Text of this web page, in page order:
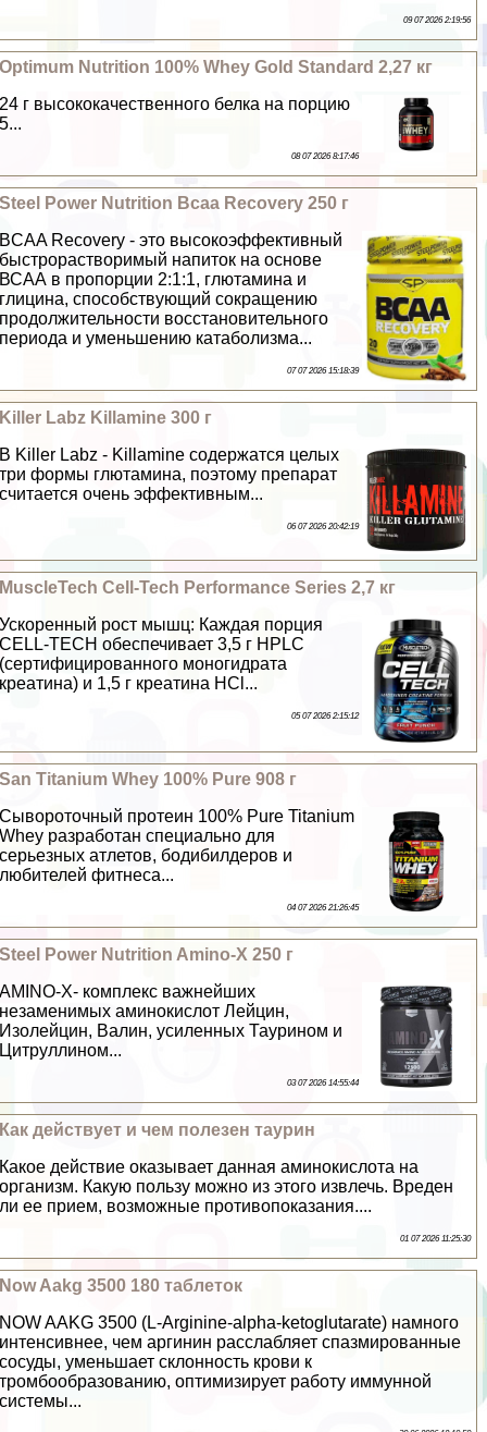
09 07 2026 2:19:56
Optimum Nutrition 100% Whey Gold Standard 2,27 кг
24 г высококачественного белка на порцию
5...
08 07 2026 8:17:46
Steel Power Nutrition Bcaa Recovery 250 г
BCAA Recovery - это высокоэффективный
быстрорастворимый напиток на основе
ВСАА в пропорции 2:1:1, глютамина и
глицина, способствующий сокращению
продолжительности восстановительного
периода и уменьшению катаболизма...
07 07 2026 15:18:39
Killer Labz Killamine 300 г
В Killer Labz - Killamine содержатся целых
три формы глютамина, поэтому препарат
считается очень эффективным...
06 07 2026 20:42:19
MuscleTech Cell-Tech Performance Series 2,7 кг
Ускоренный рост мышц: Каждая порция
CELL-TECH обеспечивает 3,5 г HPLC
(сертифицированного моногидрата
креатина) и 1,5 г креатина HCl...
05 07 2026 2:15:12
San Titanium Whey 100% Pure 908 г
Сывороточный протеин 100% Pure Titanium
Whey разработан специально для
серьезных атлетов, бодибилдеров и
любителей фитнеса...
04 07 2026 21:26:45
Steel Power Nutrition Amino-X 250 г
AMINO-X- комплекс важнейших
незаменимых аминокислот Лейцин,
Изолейцин, Валин, усиленных Таурином и
Цитруллином...
03 07 2026 14:55:44
Как действует и чем полезен таурин
Какое действие оказывает данная аминокислота на
организм. Какую пользу можно из этого извлечь. Вреден
ли ее прием, возможные противопоказания....
01 07 2026 11:25:30
Now Aakg 3500 180 таблеток
NOW AAKG 3500 (L-Arginine-alpha-ketoglutaratе) намного
интенсивнее, чем аргинин расслабляет спазмированные
сосуды, уменьшает склонность крови к
тромбообразованию, оптимизирует работу иммунной
системы...